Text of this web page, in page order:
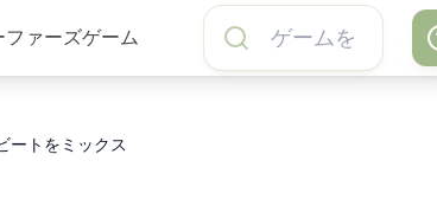
ァーズゲーム
ートをミックス